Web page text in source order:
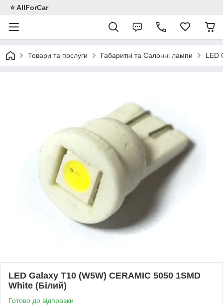
⭐️ AllForCar
Товари та послуги Габаритні та Салонні лампи LED
LED Galaxy T10 (W5W) CERAMIC 5050 1SMD
White (Білий)
Готово до відправки